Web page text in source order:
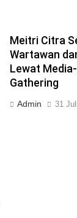
Meitri Citra
Wartawan
Lewat
Gathering
Admin 31